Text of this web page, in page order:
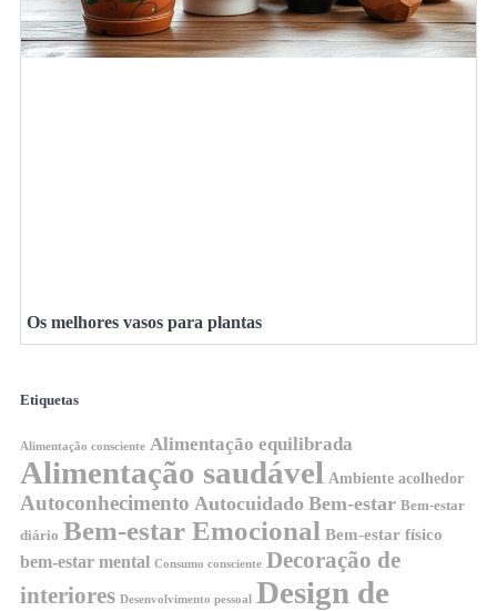
Os melhores vasos para plantas
Etiquetas
Alimentação consciente Alimentação equilibrada
Alimentação saudável Ambiente acolhedor
Autoconhecimento Autocuidado Bem-estar Bem-estar
diário Bem-estar Emocional Bem-estar físico
bem-estar mental Consumo consciente Decoração de
interiores Desenvolvimento pessoal
Design de